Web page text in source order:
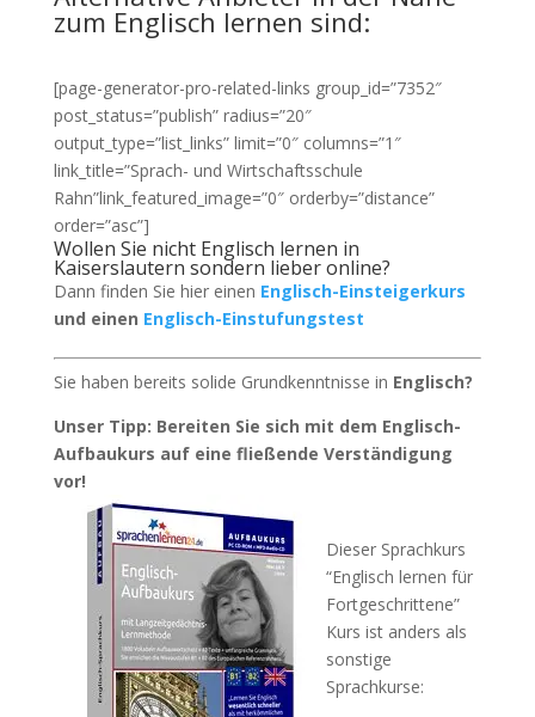
zum Englisch lernen sind:
[page-generator-pro-related-links group_id=”7352″
post_status=”publish” radius=”20″
output_type=”list_links” limit=”0″ columns=”1″
link_title=”Sprach- und Wirtschaftsschule
Rahn”link_featured_image=”0″ orderby=”distance”
order=”asc”]
Wollen Sie nicht Englisch lernen in
Kaiserslautern sondern lieber online?
Dann finden Sie hier einen Englisch-Einsteigerkurs
und einen Englisch-Einstufungstest
Sie haben bereits solide Grundkenntnisse in Englisch?
Unser Tipp: Bereiten Sie sich mit dem Englisch-
Aufbaukurs auf eine fließende Verständigung
vor!
Dieser Sprachkurs
“Englisch lernen für
Fortgeschrittene”
Kurs ist anders als
sonstige
Sprachkurse: